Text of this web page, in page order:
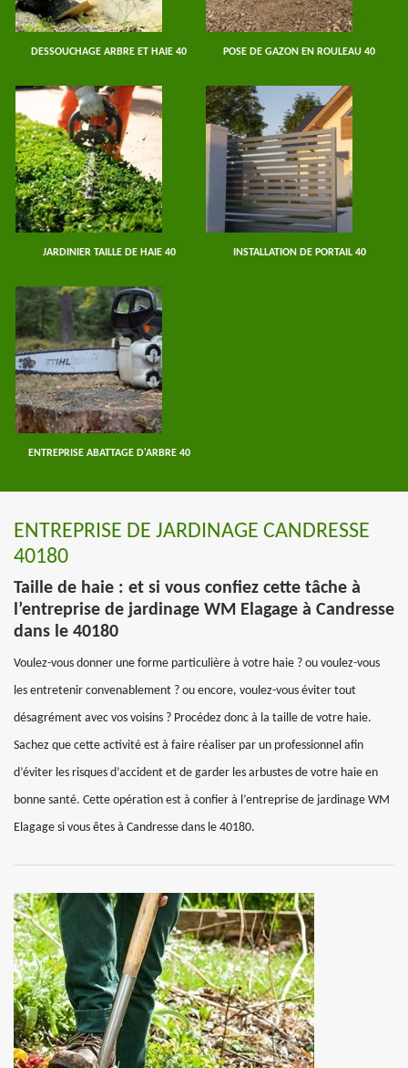
DESSOUCHAGE ARBRE ET HAIE 40 POSE DE GAZON EN ROULEAU 40
JARDINIER TAILLE DE HAIE 40 INSTALLATION DE PORTAIL 40
ENTREPRISE ABATTAGE D'ARBRE 40
ENTREPRISE DE JARDINAGE CANDRESSE
40180
Taille de haie : et si vous confiez cette tâche à
l’entreprise de jardinage WM Elagage à Candresse
dans le 40180
Voulez-vous donner une forme particulière à votre haie ? ou voulez-vous
les entretenir convenablement ? ou encore, voulez-vous éviter tout
désagrément avec vos voisins ? Procédez donc à la taille de votre haie.
Sachez que cette activité est à faire réaliser par un professionnel afin
d’éviter les risques d’accident et de garder les arbustes de votre haie en
bonne santé. Cette opération est à confier à l’entreprise de jardinage WM
Elagage si vous êtes à Candresse dans le 40180.